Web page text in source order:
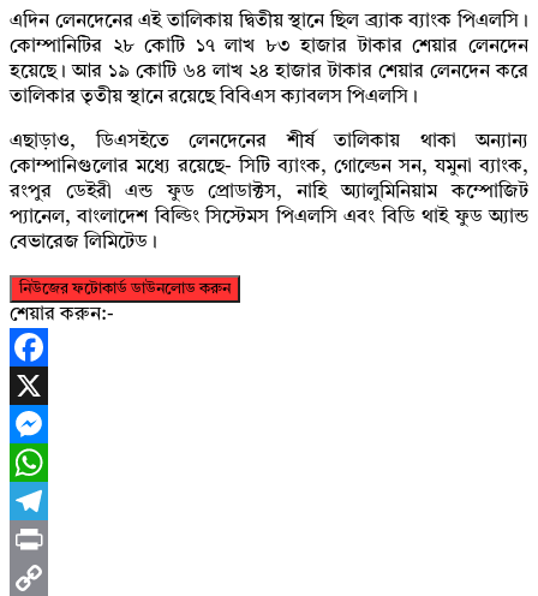
এদিন লেনদেনের এই তালিকায় দ্বিতীয় স্থানে ছিল ব্র্যাক ব্যাংক পিএলসি।
কোম্পানিটির ২৮ কোটি ১৭ লাখ ৮৩ হাজার টাকার শেয়ার লেনদেন
হয়েছে। আর ১৯ কোটি ৬৪ লাখ ২৪ হাজার টাকার শেয়ার লেনদেন করে
তালিকার তৃতীয় স্থানে রয়েছে বিবিএস ক্যাবলস পিএলসি।
এছাড়াও, ডিএসইতে লেনদেনের শীর্ষ তালিকায় থাকা অন্যান্য
কোম্পানিগুলোর মধ্যে রয়েছে- সিটি ব্যাংক, গোল্ডেন সন, যমুনা ব্যাংক,
রংপুর ডেইরী এন্ড ফুড প্রোডাক্টস, নাহি অ্যালুমিনিয়াম কম্পোজিট
প্যানেল, বাংলাদেশ বিল্ডিং সিস্টেমস পিএলসি এবং বিডি থাই ফুড অ্যান্ড
বেভারেজ লিমিটেড।
নিউজের ফটোকার্ড ডাউনলোড করুন
শেয়ার করুন:-
Facebook
X
Messenger
WhatsApp
Telegram
Print